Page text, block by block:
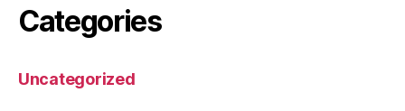
Categories
Uncategorized